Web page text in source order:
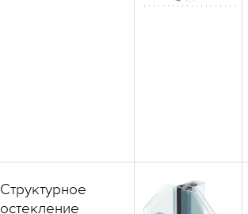
Структурное
остекление